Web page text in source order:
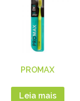
PROMAX
Leia mais